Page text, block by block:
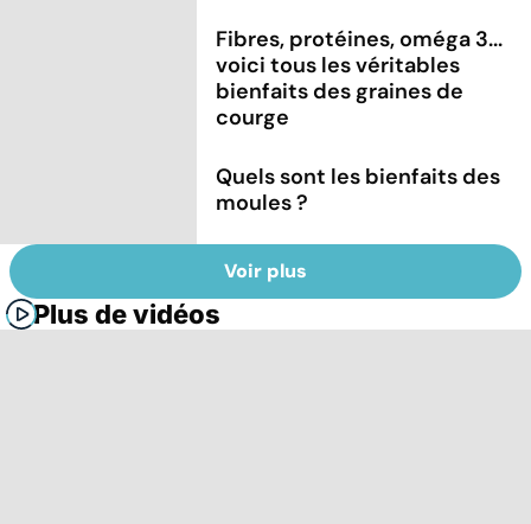
Fibres, protéines, oméga 3...
voici tous les véritables
bienfaits des graines de
courge
Quels sont les bienfaits des
moules ?
Voir plus
Plus de vidéos